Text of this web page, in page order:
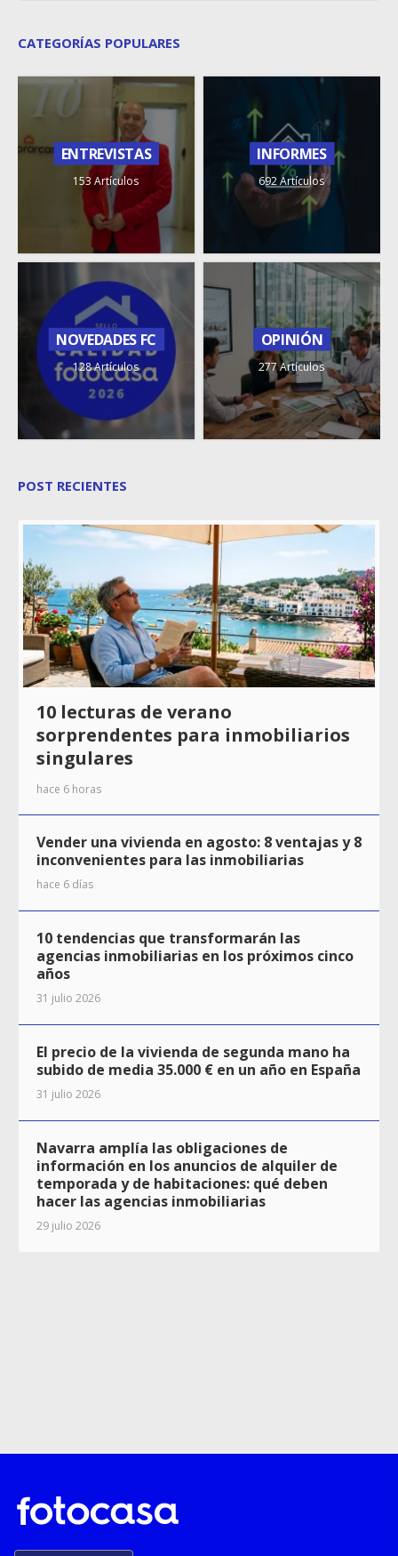
CATEGORÍAS POPULARES
ENTREVISTAS
153 Artículos
INFORMES
692 Artículos
NOVEDADES FC
128 Artículos
OPINIÓN
277 Artículos
POST RECIENTES
10 lecturas de verano
sorprendentes para inmobiliarios
singulares
hace 6 horas
Vender una vivienda en agosto: 8 ventajas y 8
inconvenientes para las inmobiliarias
hace 6 días
10 tendencias que transformarán las
agencias inmobiliarias en los próximos cinco
años
31 julio 2026
El precio de la vivienda de segunda mano ha
subido de media 35.000 € en un año en España
31 julio 2026
Navarra amplía las obligaciones de
información en los anuncios de alquiler de
temporada y de habitaciones: qué deben
hacer las agencias inmobiliarias
29 julio 2026